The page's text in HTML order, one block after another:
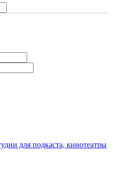
для подкаста, кинотеатры